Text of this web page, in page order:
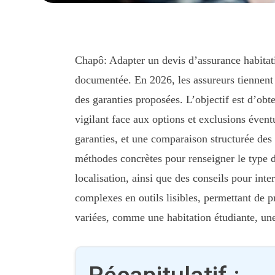
Chapô: Adapter un devis d’assurance
documentée. En 2026, les assureurs
des garanties proposées. L’objectif est
vigilant face aux options et exclusions
garanties, et une comparaison structurée
méthodes concrètes pour renseigner le
localisation, ainsi que des conseils pour
complexes en outils lisibles, permettant de
variées, comme une habitation étudiante,